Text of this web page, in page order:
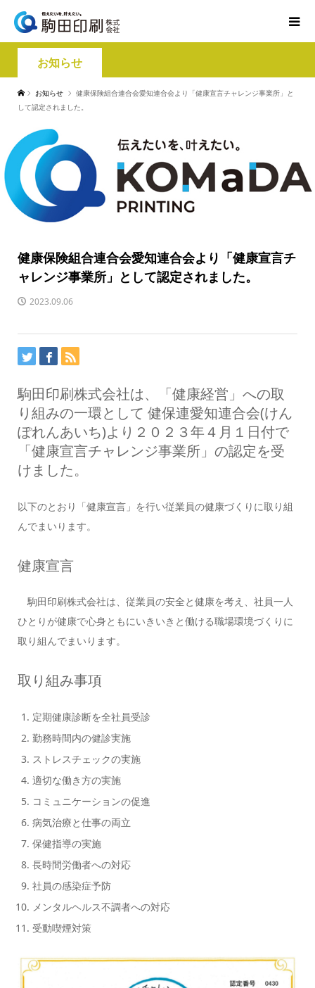
お知らせ
お知らせ
健康保険組合連合会愛知連合会より「健康宣言チャレンジ事業所」と
して認定されました。
健康保険組合連合会愛知連合会より「健康宣言チ
ャレンジ事業所」として認定されました。
2023.09.06
駒田印刷株式会社は、「健康経営」への取
り組みの一環として 健保連愛知連合会(けん
ぽれんあいち)より２０２３年４月１日付で
「健康宣言チャレンジ事業所」の認定を受
けました。
以下のとおり「健康宣言」を行い従業員の健康づくりに取り組
んでまいります。
健康宣言
駒田印刷株式会社は、従業員の安全と健康を考え、社員一人
ひとりが健康で心身ともにいきいきと働ける職場環境づくりに
取り組んでまいります。
取り組み事項
定期健康診断を全社員受診
勤務時間内の健診実施
ストレスチェックの実施
適切な働き方の実施
コミュニケーションの促進
病気治療と仕事の両立
保健指導の実施
長時間労働者への対応
社員の感染症予防
メンタルヘルス不調者への対応
受動喫煙対策